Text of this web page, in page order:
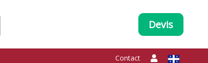
Devis
Contact